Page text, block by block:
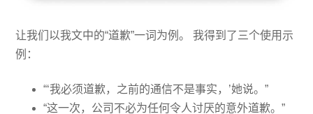
让我们以我文中的“道歉”一词为例。 我得到了三个使用示
例：
“‘我必须道歉，之前的通信不是事实，’她说。”
“这一次，公司不必为任何令人讨厌的意外道歉。”